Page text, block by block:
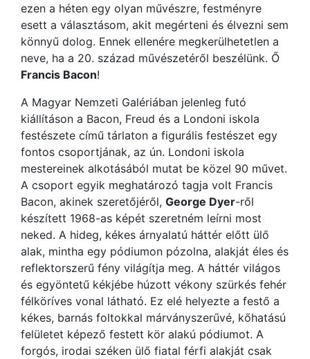
ezen a héten egy olyan művészre, festményre
esett a választásom, akit megérteni és élvezni sem
könnyű dolog. Ennek ellenére megkerülhetetlen a
neve, ha a 20. század művészetéről beszélünk. Ő
Francis Bacon!
A Magyar Nemzeti Galériában jelenleg futó
kiállításon a Bacon, Freud és a Londoni iskola
festészete című tárlaton a figurális festészet egy
fontos csoportjának, az ún. Londoni iskola
mestereinek alkotásából mutat be közel 90 művet.
A csoport egyik meghatározó tagja volt Francis
Bacon, akinek szeretőjéről, George Dyer-ről
készített 1968-as képét szeretném leírni most
neked. A hideg, kékes árnyalatú háttér előtt ülő
alak, mintha egy pódiumon pózolna, alakját éles és
reflektorszerű fény világítja meg. A háttér világos
és egyöntetű kékjébe húzott vékony szürkés fehér
félköríves vonal látható. Ez elé helyezte a festő a
kékes, barnás foltokkal márványszerűvé, kőhatású
felületet képező festett kör alakú pódiumot. A
forgós, irodai széken ülő fiatal férfi alakját csak